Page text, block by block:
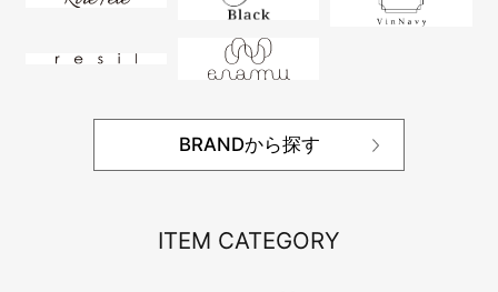
BRANDから探す
ITEM CATEGORY